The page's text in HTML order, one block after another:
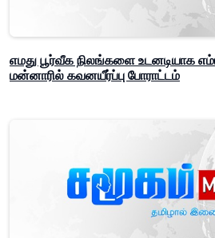
எமது பூர்வீக நிலங்களை உடனடியாக
மன்னாரில் கவனயீர்ப்பு போராட்டம்